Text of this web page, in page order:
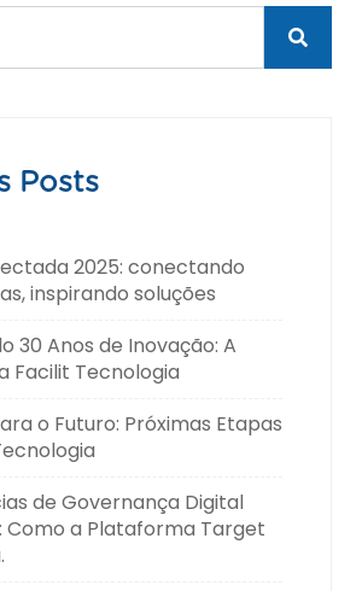
Posts
2025: conectando
inspirando soluções
30 Anos de Inovação: A
Facilit Tecnologia
o Futuro: Próximas Etapas
de Governança Digital
Como a Plataforma Target